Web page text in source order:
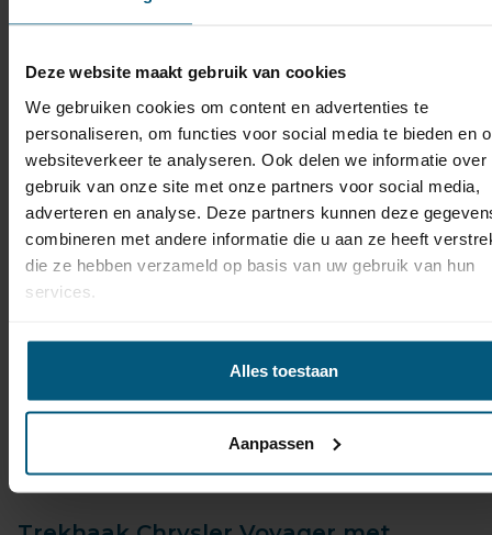
Deze website maakt gebruik van cookies
We gebruiken cookies om content en advertenties te
personaliseren, om functies voor social media te bieden en
websiteverkeer te analyseren. Ook delen we informatie over
gebruik van onze site met onze partners voor social media,
adverteren en analyse. Deze partners kunnen deze
combineren met andere informatie die u aan ze heeft
die ze hebben verzameld op basis van uw gebruik van hun
services.
Alles toestaan
Aanpassen
alle onderstaande
Chrysler modellen:
Trekhaak Chrysler 300C met
bijpassende kabelset
Trekhaak Chrysler Grand Voyager met
bijpassende kabelset
Trekhaak Chrysler PT Cruiser met
bijpassende kabelset